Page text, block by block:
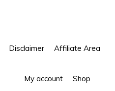
Disclaimer Affiliate Area
My account Shop